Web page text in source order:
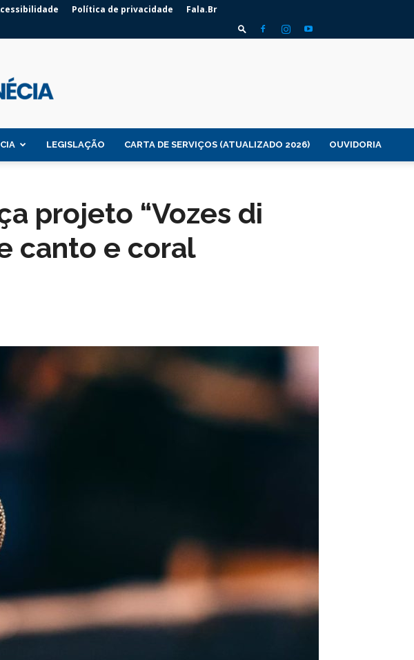
Política de privacidade Fala.Br
LEGISLAÇÃO CARTA DE SERVIÇOS (ATUALIZADO 2026) OUVIDORIA
projeto “Vozes di
canto e coral